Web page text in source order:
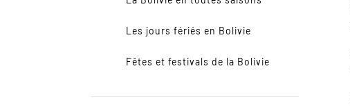
Les jours fériés en Bolivie
Fêtes et festivals de la Bolivie